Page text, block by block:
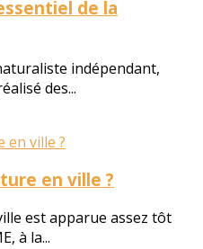
de la
indépendant,
des...
en ville ?
est apparue assez tôt
à la...